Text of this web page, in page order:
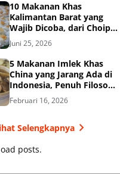
10 Makanan Khas
Kalimantan Barat yang
Wajib Dicoba, dari Choipan
hingga Sotong Pangkong
Juni 25, 2026
5 Makanan Imlek Khas
China yang Jarang Ada di
Indonesia, Penuh Filosofi
Keberuntungan
Februari 16, 2026
Selengkapnya
posts.